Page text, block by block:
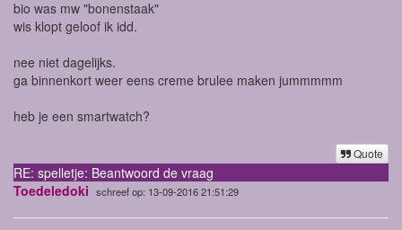
bio was mw "bonenstaak"
wis klopt geloof ik idd.
nee niet dagelijks.
ga binnenkort weer eens creme brulee maken jummmmm
heb je een smartwatch?
Quote
RE: spelletje: Beantwoord de vraag
Toedeledoki schreef op: 13-09-2016 21:51:29